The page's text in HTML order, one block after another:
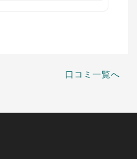
口コミ一覧へ